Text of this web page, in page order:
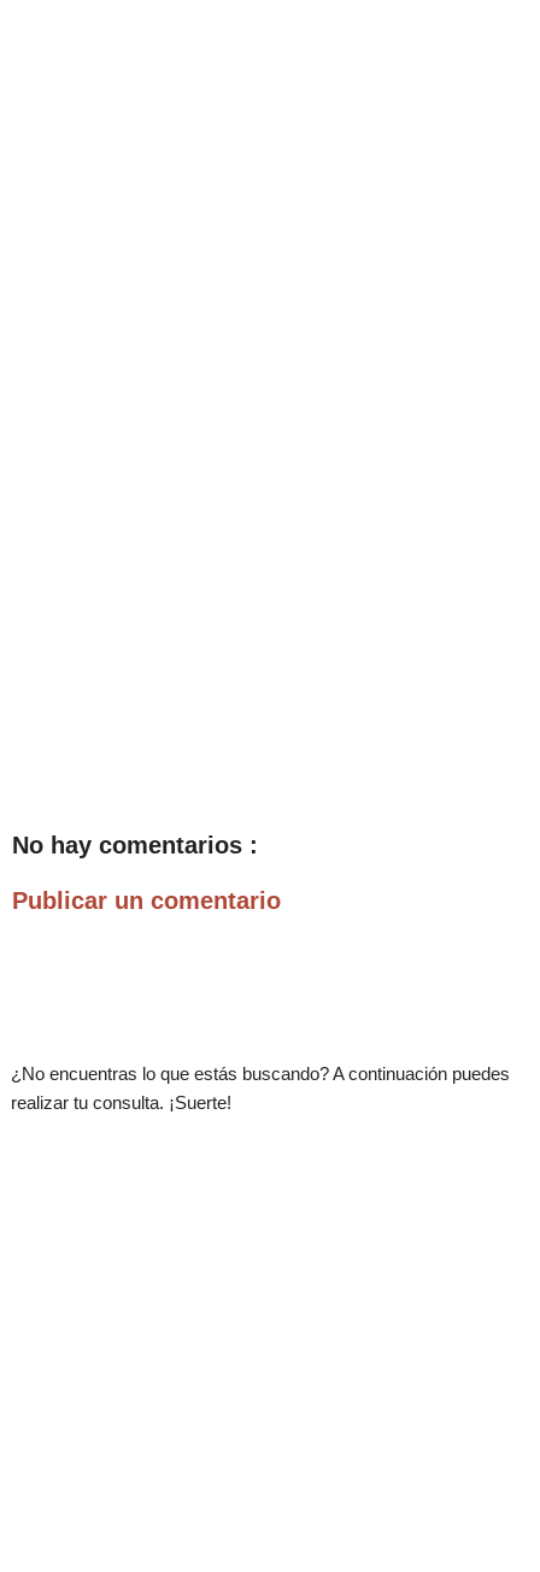
No hay comentarios :
Publicar un comentario
¿No encuentras lo que estás buscando? A continuación puedes
realizar tu consulta. ¡Suerte!